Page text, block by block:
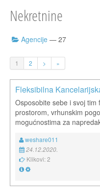
Nekretnine
Agencije — 27
1 2 > »
Fleksibilna
Osposobite sebe i svoj tim
prostorom, vrhunskim
mogućnostima za
weshare011
24.12.2020.
Klikovi: 2